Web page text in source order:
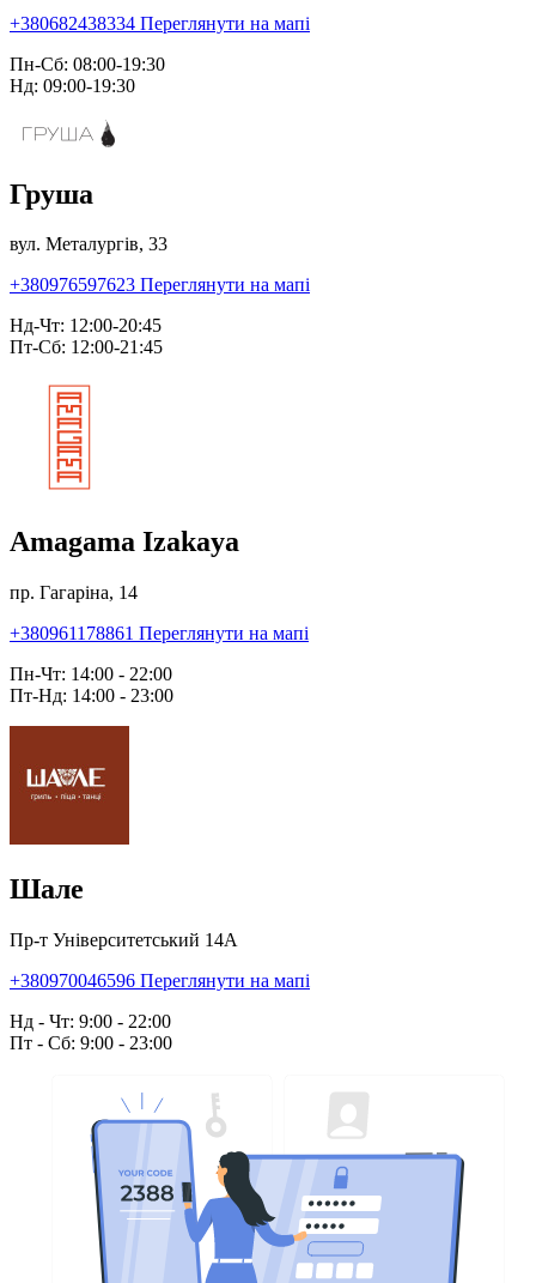
+380682438334 Переглянути на мапі
Пн-Сб: 08:00-19:30
Нд: 09:00-19:30
Груша
вул. Металургів, 33
+380976597623 Переглянути на мапі
Нд-Чт: 12:00-20:45
Пт-Сб: 12:00-21:45
Amagama Izakaya
пр. Гагаріна, 14
+380961178861 Переглянути на мапі
Пн-Чт: 14:00 - 22:00
Пт-Нд: 14:00 - 23:00
Шале
Пр-т Університетський 14А
+380970046596 Переглянути на мапі
Нд - Чт: 9:00 - 22:00
Пт - Сб: 9:00 - 23:00